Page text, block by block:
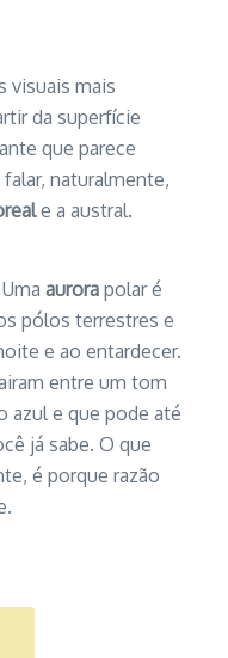
visuais mais
da superfície
que parece
naturalmente,
e a austral.
aurora polar é
pólos terrestres e
e ao entardecer.
entre um tom
azul e que pode até
já sabe. O que
é porque razão